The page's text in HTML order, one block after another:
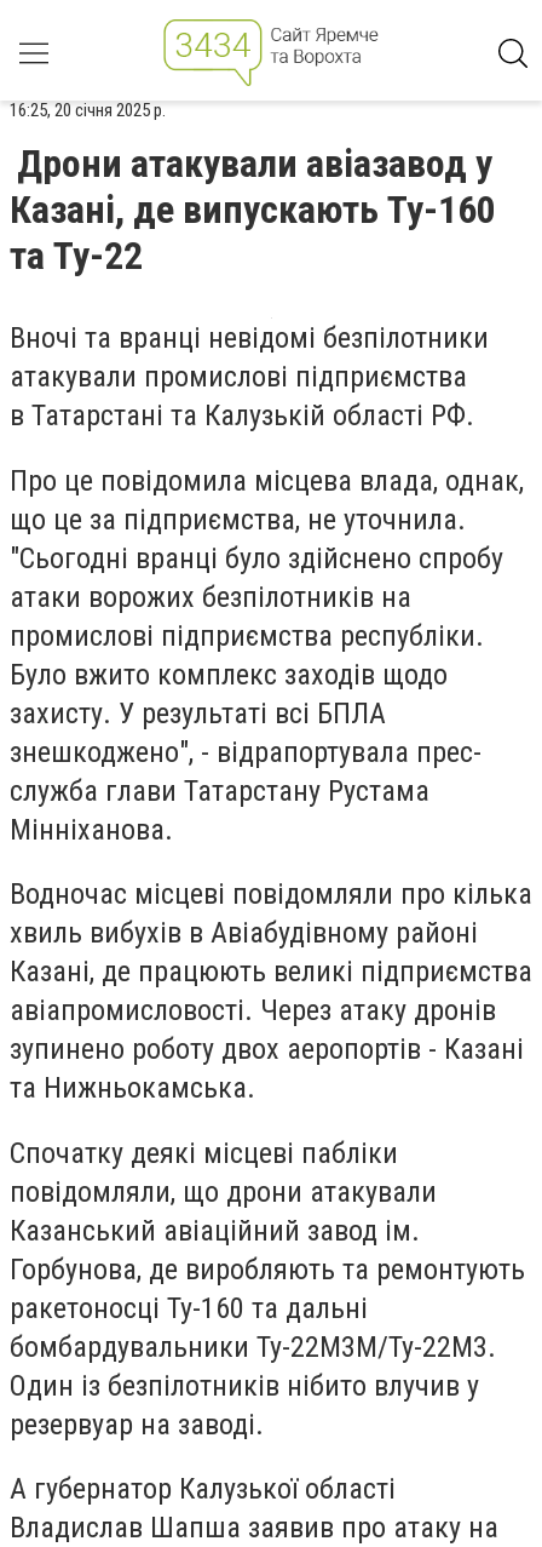
16:25, 20 січня 2025 р.
Дрони атакували авіазавод у
Казані, де випускають Ту-160
та Ту-22
Вночі та вранці невідомі безпілотники
атакували промислові підприємства
в Татарстані та Калузькій області РФ.
Про це повідомила місцева влада, однак,
що це за підприємства, не уточнила.
"Сьогодні вранці було здійснено спробу
атаки ворожих безпілотників на
промислові підприємства республіки.
Було вжито комплекс заходів щодо
захисту. У результаті всі БПЛА
знешкоджено", - відрапортувала прес-
служба глави Татарстану Рустама
Мінніханова.
Водночас місцеві повідомляли про кілька
хвиль вибухів в Авіабудівному районі
Казані, де працюють великі підприємства
авіапромисловості. Через атаку дронів
зупинено роботу двох аеропортів - Казані
та Нижньокамська.
Спочатку деякі місцеві пабліки
повідомляли, що дрони атакували
Казанський авіаційний завод ім.
Горбунова, де виробляють та ремонтують
ракетоносці Ту-160 та дальні
бомбардувальники Ту-22М3М/Ту-22М3.
Один із безпілотників нібито влучив у
резервуар на заводі.
А губернатор Калузької області
Владислав Шапша заявив про атаку на